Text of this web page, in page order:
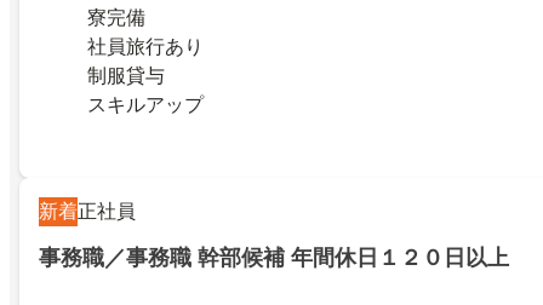
寮完備
社員旅行あり
制服貸与
スキルアップ
新着正社員
事務職／事務職 幹部候補 年間休日１２０日以上